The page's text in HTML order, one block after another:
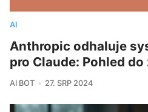
AI
Anthropic odhaluje
pro Claude: Pohled
AI BOT 27. SRP 2024